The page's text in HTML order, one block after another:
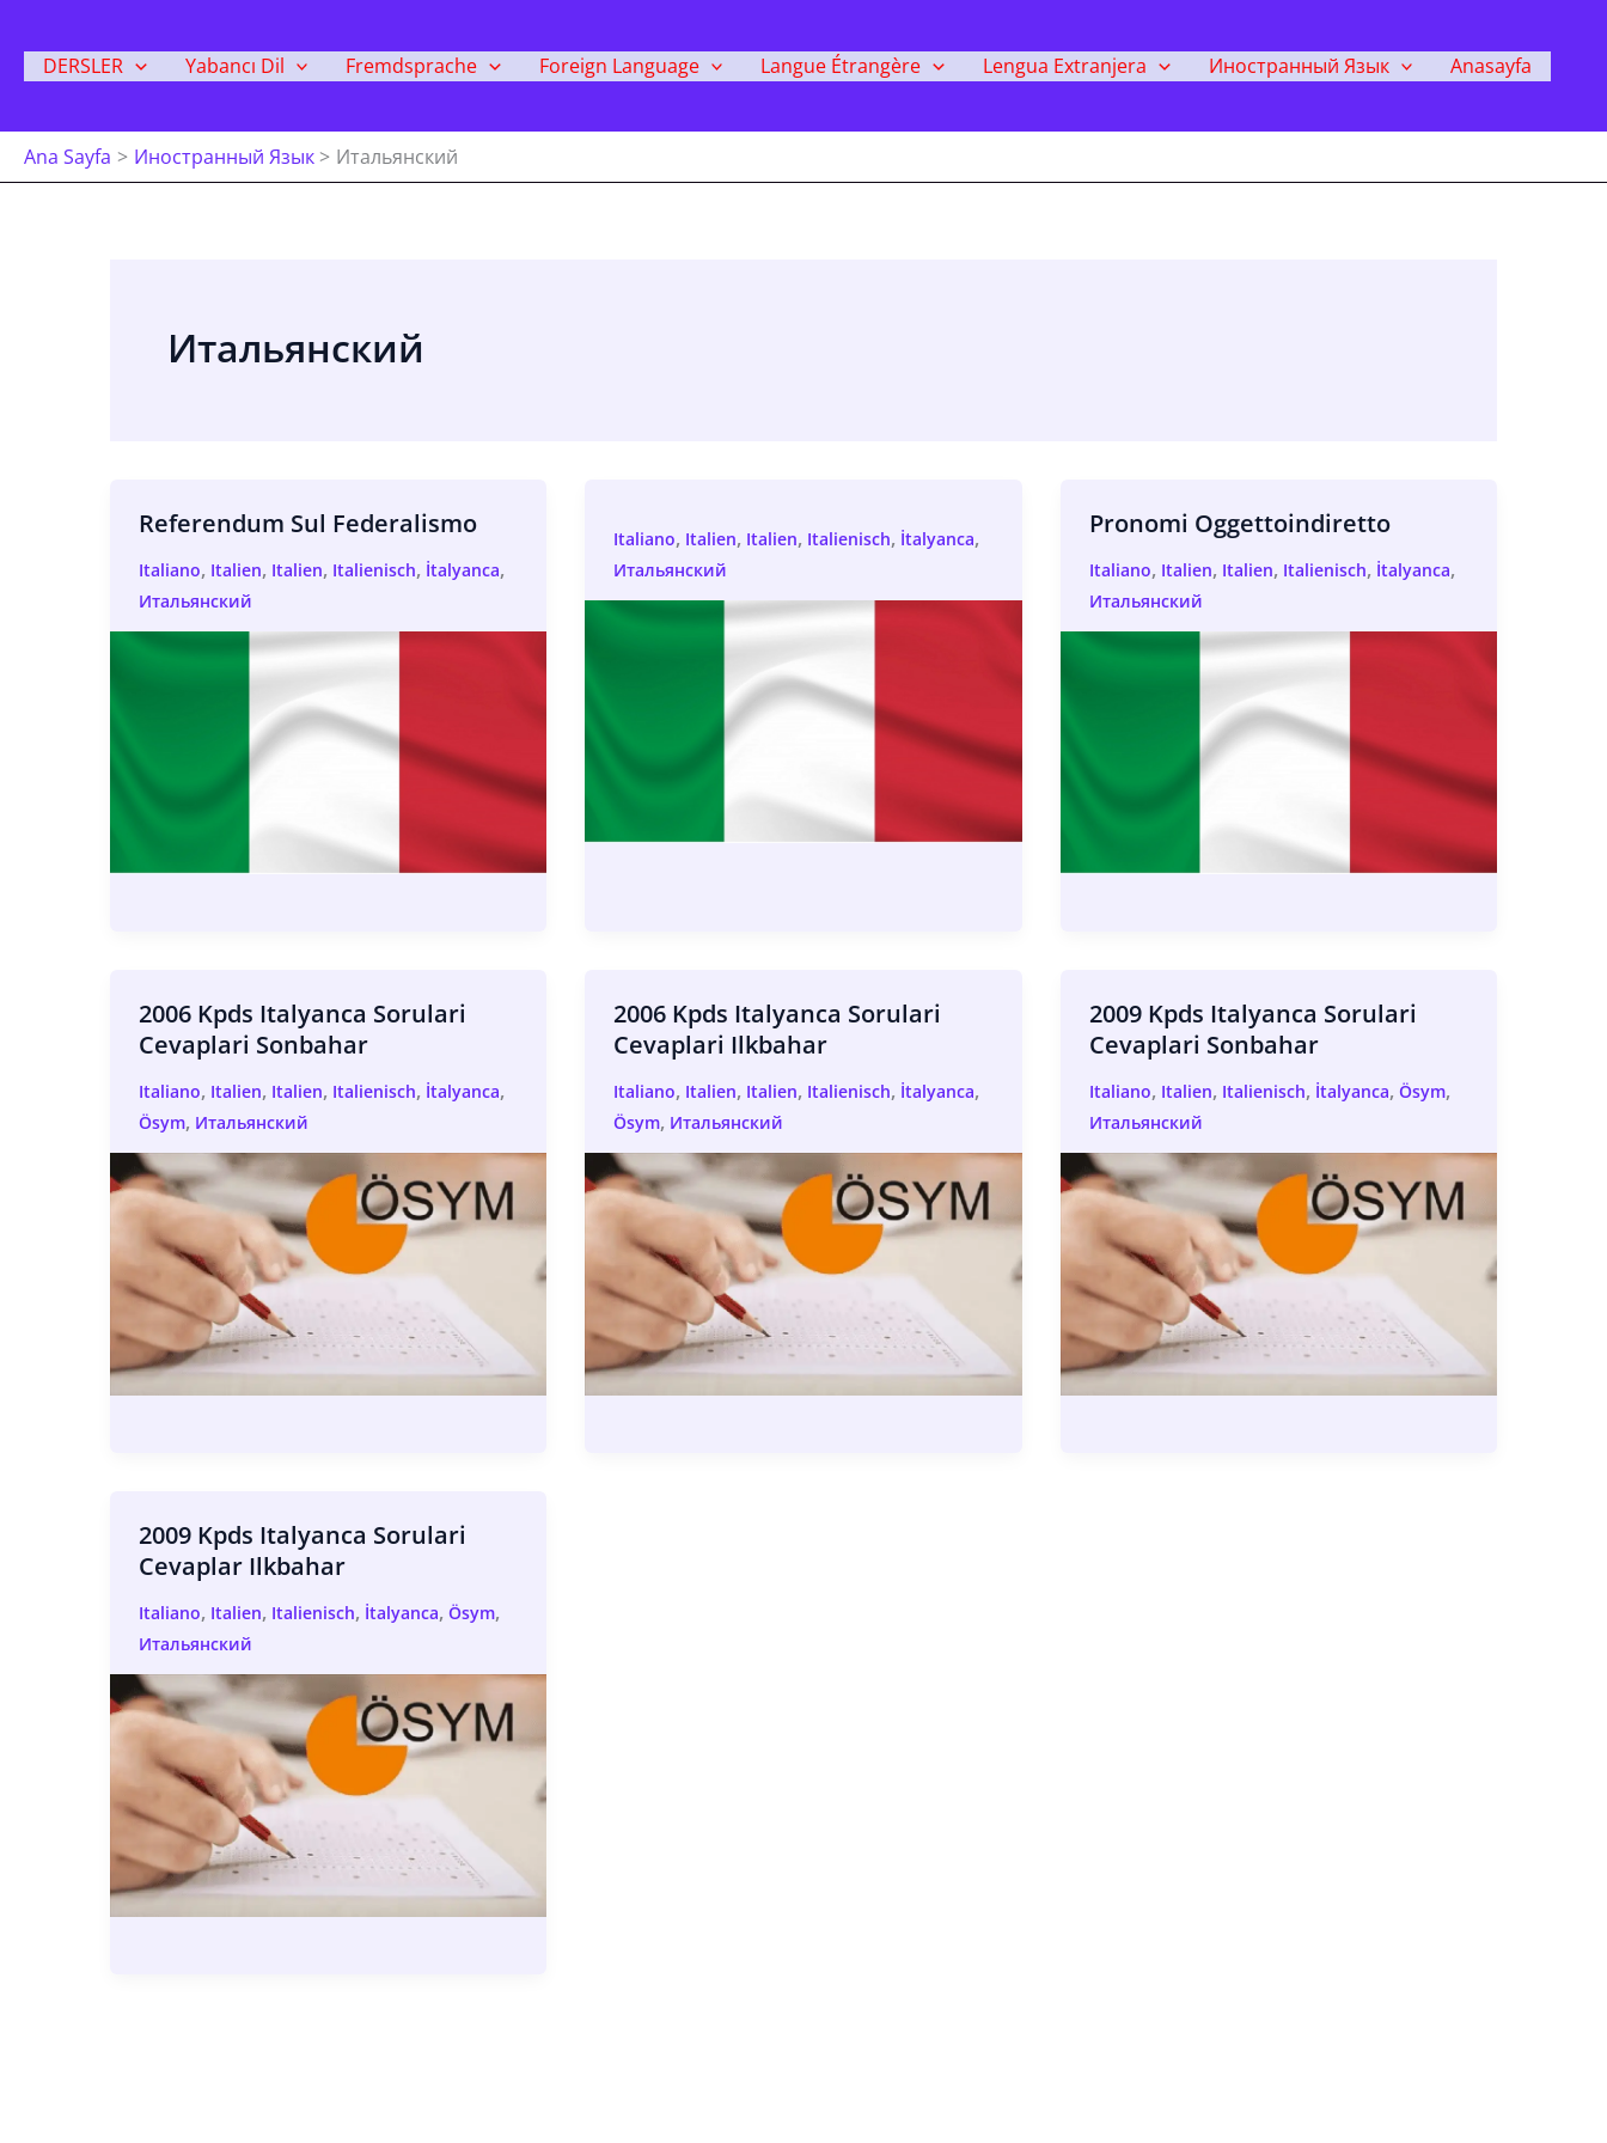
Atla
DERSLER Yabancı Dil Fremdsprache Foreign Language Langue Étrangère Lengua Extranjera Иностранный Язык Anasayfa
Ana Sayfa Иностранный Язык Итальянский
Итальянский
Referendum Sul Federalismo
Italiano, Italien, Italien, Italienisch, İtalyanca,
Итальянский
Italiano, Italien, Italien, Italienisch, İtalyanca,
Итальянский
Pronomi Oggettoindiretto
Italiano, Italien, Italien, Italienisch, İtalyanca,
Итальянский
2006 Kpds Italyanca Sorulari
Cevaplari Sonbahar
Italiano, Italien, Italien, Italienisch, İtalyanca,
Ösym, Итальянский
2006 Kpds Italyanca Sorulari
Cevaplari Ilkbahar
Italiano, Italien, Italien, Italienisch, İtalyanca,
Ösym, Итальянский
2009 Kpds Italyanca Sorulari
Cevaplari Sonbahar
Italiano, Italien, Italienisch, İtalyanca, Ösym,
Итальянский
2009 Kpds Italyanca Sorulari
Cevaplar Ilkbahar
Italiano, Italien, Italienisch, İtalyanca, Ösym,
Итальянский